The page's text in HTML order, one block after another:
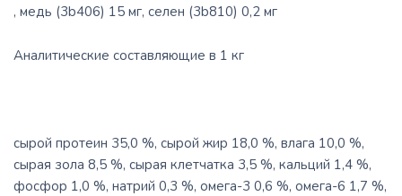
, медь (3b406) 15 мг, селен (3b810) 0,2 мг
Аналитические составляющие в 1 кг
сырой протеин 35,0 %, сырой жир 18,0 %, влага 10,0 %,
сырая зола 8,5 %, сырая клетчатка 3,5 %, кальций 1,4 %,
фосфор 1,0 %, натрий 0,3 %, омега-3 0,6 %, омега-6 1,7 %,